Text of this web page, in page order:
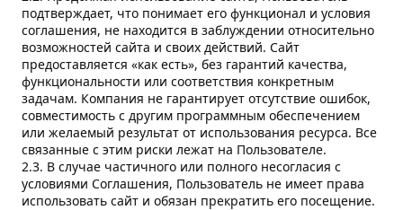
подтверждает, что понимает его функционал и условия
соглашения, не находится в заблуждении относительно
возможностей сайта и своих действий. Сайт
предоставляется «как есть», без гарантий качества,
функциональности или соответствия конкретным
задачам. Компания не гарантирует отсутствие ошибок,
совместимость с другим программным обеспечением
или желаемый результат от использования ресурса. Все
связанные с этим риски лежат на Пользователе.
2.3. В случае частичного или полного несогласия с
условиями Соглашения, Пользователь не имеет права
использовать сайт и обязан прекратить его посещение.